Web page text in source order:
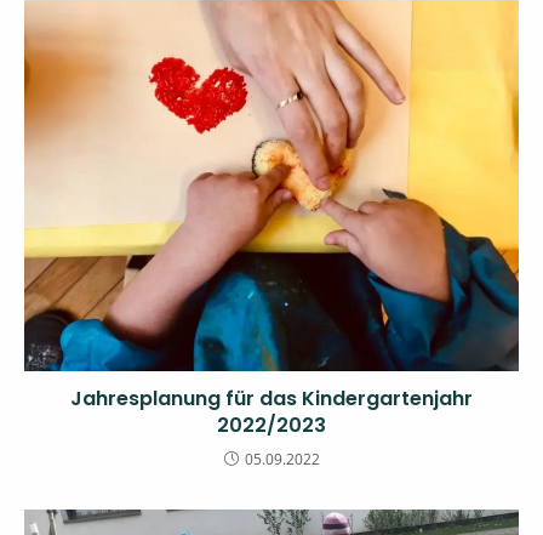
Jahresplanung für das Kindergartenjahr
2022/2023
05.09.2022